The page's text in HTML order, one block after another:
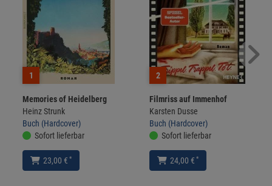
1
Memories of Heidelberg
Heinz Strunk
Buch (Hardcover)
Sofort lieferbar
23,00 € *
2
Filmriss auf Immenhof
Karsten Dusse
Buch (Hardcover)
Sofort lieferbar
24,00 € *